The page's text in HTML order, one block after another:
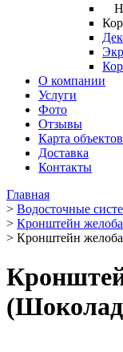
О компании
Услуги
Фото
Отзывы
Карта объектов
Доставка
Контакты
Главная
> Водосточные
> Кронштейн желоба
> Кронштейн